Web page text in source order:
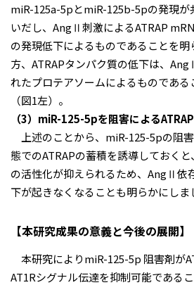
miR-125a-5pとmiR-125b-5pの発現が
いだし、AngⅡ刺激によるATRAP
の発現低下によるものであることを
方、ATRAPタンパク質の低下は、
れたプロテアソームによるものである
（図1左）。
（3）miR-125-5pを阻害による
上述のことから、miR-125-5pの阻
態でのATRAPの蓄積を誘導しておく
の活性化が抑えられるため、AngⅡ依
下が起きなくなることも明らかにしま
【本研究成果の意義と今後の展開】
本研究によりmiR-125-5p 阻害剤が
AT1Rシグナル伝達を抑制可能である